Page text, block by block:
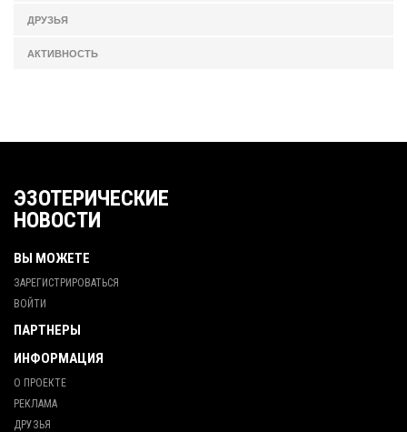
ДРУЗЬЯ
АКТИВНОСТЬ
ЭЗОТЕРИЧЕСКИЕ
НОВОСТИ
ВЫ МОЖЕТЕ
ЗАРЕГИСТРИРОВАТЬСЯ
ВОЙТИ
ПАРТНЕРЫ
ИНФОРМАЦИЯ
О ПРОЕКТЕ
РЕКЛАМА
ДРУЗЬЯ